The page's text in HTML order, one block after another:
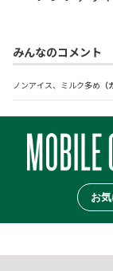
みんなのコメント
ノンアイス、ミルク多め
お